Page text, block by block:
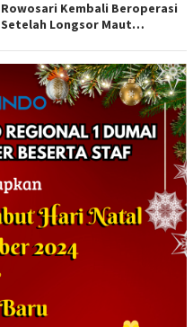
Rowosari Kembali Beroperasi
Setelah Longsor Maut